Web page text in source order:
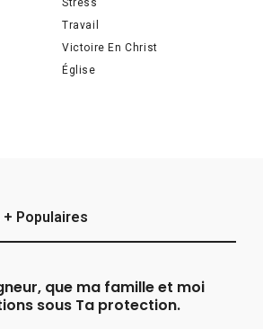
Stress
Travail
Victoire En Christ
Église
Populaires
que ma famille et moi
sous Ta protection.